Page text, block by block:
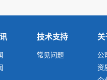
技术支持
常见问题
关
公
资